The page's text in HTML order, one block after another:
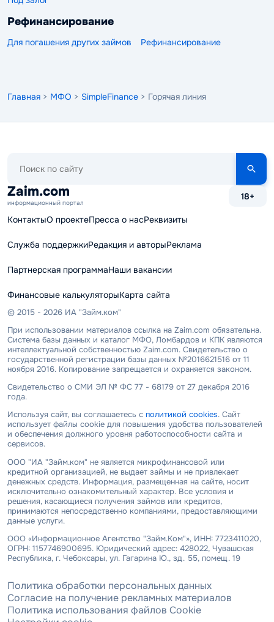
Рефинансирование
Для погашения других займов Рефинансирование
Главная > МФО > SimpleFinance > Горячая линия
сайту
Zaim.com
информационный портал
18+
КонтактыО проектеПресса о насРеквизиты
Служба поддержкиРедакция и авторыРеклама
Партнерская программаНаши вакансии
Финансовые калькуляторыКарта сайта
© 2015 - 2026 ИА "Займ.ком"
При использовании материалов ссылка на Zaim.com обязательна.
Система базы данных и каталог МФО, Ломбардов и КПК являются
интеллектуальной собственностью Zaim.com. Свидетельство о
государственной регистрации базы данных №2016621516 от 11
ноября 2016. Копирование запрещается и охраняется законом.
Свидетельство о СМИ ЭЛ № ФС 77 - 68179 от 27 декабря 2016
года.
Используя сайт, вы соглашаетесь с политикой cookies. Сайт
использует файлы cookie для повышения удобства пользователей
и обеспечения должного уровня работоспособности сайта и
сервисов.
ООО "ИА "Займ.ком" не является микрофинансовой или
кредитной организацией, не выдает займы и не привлекает
денежных средств. Информация, размещенная на сайте, носит
исключительно ознакомительный характер. Все условия и
решения, касающиеся получения займов или кредитов,
принимаются непосредственно компаниями, предоставляющими
данные услуги.
ООО «Информационное Агентство "Займ.Ком"», ИНН: 7723411020,
ОГРН: 1157746900695. Юридический адрес: 428022, Чувашская
Республика, г. Чебоксары, ул. Гагарина Ю., зд. 55, помещ. 19
Политика обработки персональных данных
Согласие на получение рекламных материалов
Политика использования файлов Cookie